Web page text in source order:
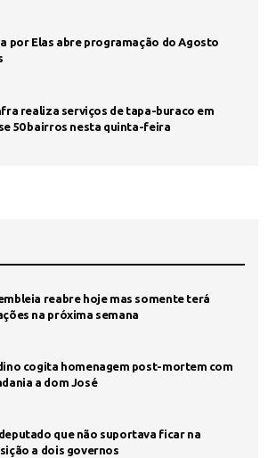
por Elas abre programação do Agosto
realiza serviços de tapa-buraco em
50 bairros nesta quinta-feira
reabre hoje mas somente terá
na próxima semana
cogita homenagem post-mortem com
a dom José
que não suportava ficar na
a dois governos